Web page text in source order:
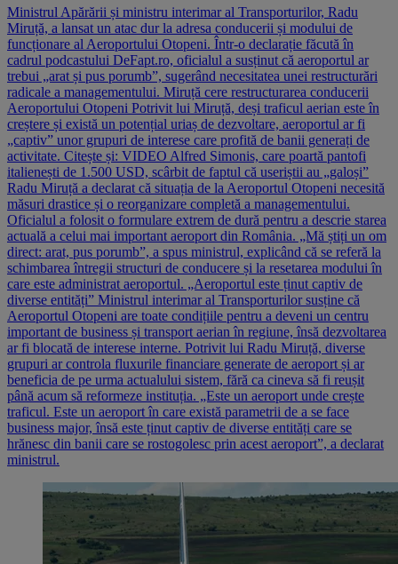
Ministrul Apărării și ministru interimar al Transporturilor, Radu
Miruță, a lansat un atac dur la adresa conducerii și modului de
funcționare al Aeroportului Otopeni. Într-o declarație făcută în
cadrul podcastului DeFapt.ro, oficialul a susținut că aeroportul ar
trebui „arat și pus porumb”, sugerând necesitatea unei restructurări
radicale a managementului. Miruță cere restructurarea conducerii
Aeroportului Otopeni Potrivit lui Miruță, deși traficul aerian este în
creștere și există un potențial uriaș de dezvoltare, aeroportul ar fi
„captiv” unor grupuri de interese care profită de banii generați de
activitate. Citește și: VIDEO Alfred Simonis, care poartă pantofi
italienești de 1.500 USD, scârbit de faptul că useriștii au „galoși”
Radu Miruță a declarat că situația de la Aeroportul Otopeni necesită
măsuri drastice și o reorganizare completă a managementului.
Oficialul a folosit o formulare extrem de dură pentru a descrie starea
actuală a celui mai important aeroport din România. „Mă știți un om
direct: arat, pus porumb”, a spus ministrul, explicând că se referă la
schimbarea întregii structuri de conducere și la resetarea modului în
care este administrat aeroportul. „Aeroportul este ținut captiv de
diverse entități” Ministrul interimar al Transporturilor susține că
Aeroportul Otopeni are toate condițiile pentru a deveni un centru
important de business și transport aerian în regiune, însă dezvoltarea
ar fi blocată de interese interne. Potrivit lui Radu Miruță, diverse
grupuri ar controla fluxurile financiare generate de aeroport și ar
beneficia de pe urma actualului sistem, fără ca cineva să fi reușit
până acum să reformeze instituția. „Este un aeroport unde crește
traficul. Este un aeroport în care există parametrii de a se face
business major, însă este ținut captiv de diverse entități care se
hrănesc din banii care se rostogolesc prin acest aeroport”, a declarat
ministrul.